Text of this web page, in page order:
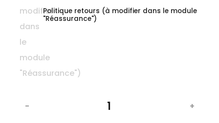
Politique retours (à modifier dans le module
"Réassurance")
- +